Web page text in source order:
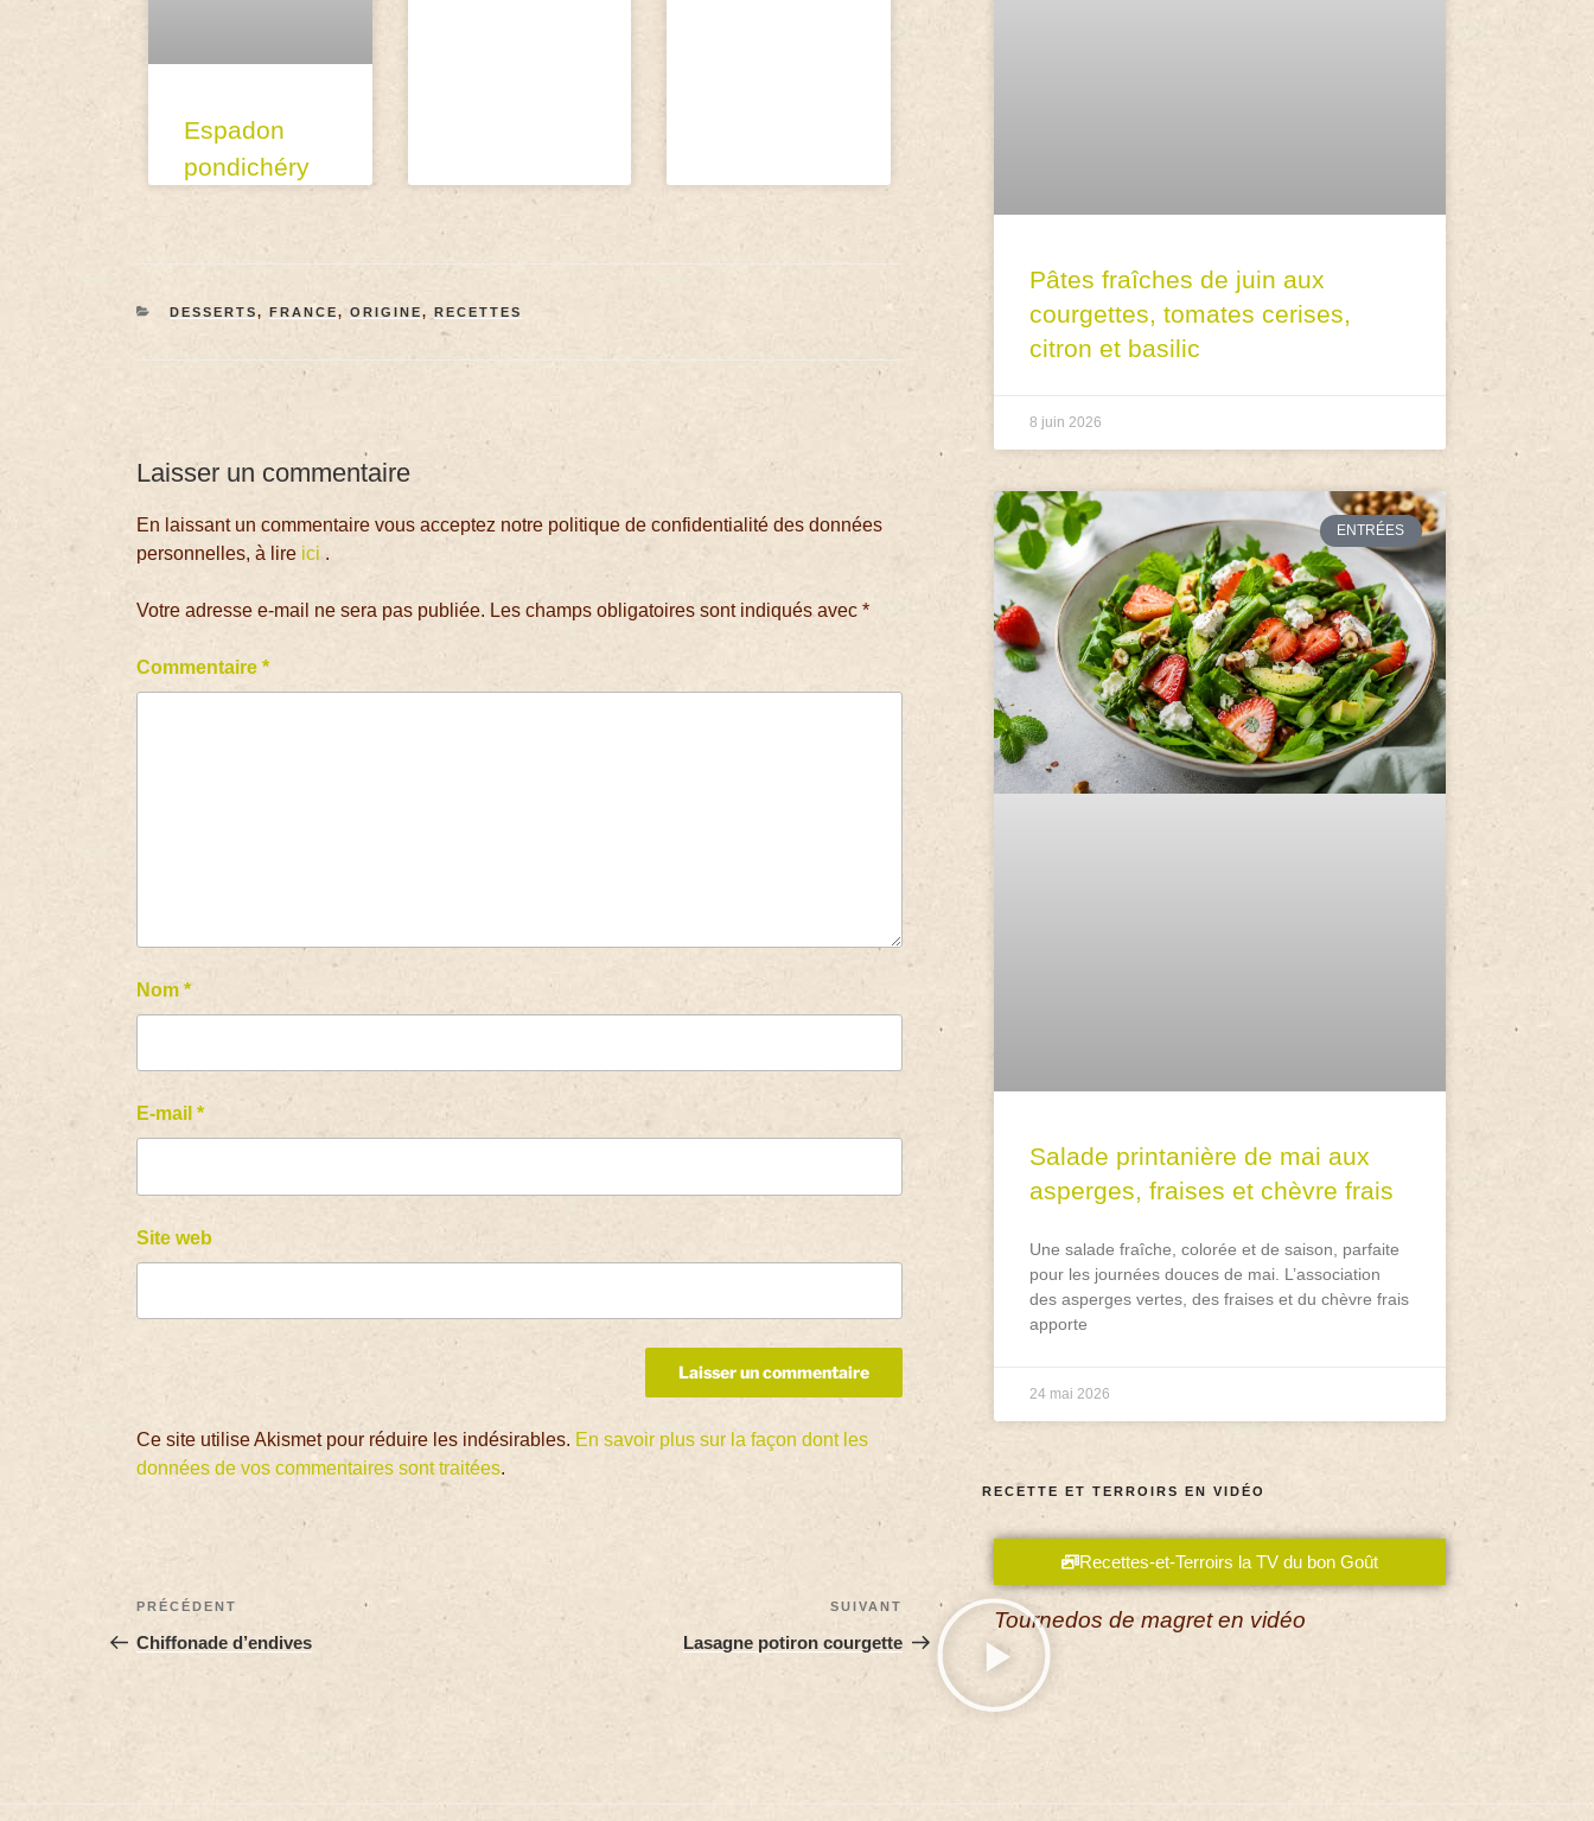
Espadon
pondichéry
DESSERTS, FRANCE, ORIGINE, RECETTES
Laisser un commentaire
En laissant un commentaire vous acceptez notre politique de confidentialité des données
personnelles, à lire ici .
Votre adresse e-mail ne sera pas publiée. Les champs obligatoires sont indiqués avec*
Commentaire*
Nom*
E-mail*
Site web
Ce site utilise Akismet pour réduire les indésirables. En savoir plus sur la façon dont les
données de vos commentaires sont traitées.
PRÉCÉDENT
Chiffonade d’endives
SUIVANT
Lasagne potiron courgette
Pâtes fraîches de juin aux
courgettes, tomates cerises,
citron et basilic
8 juin 2026
ENTRÉES
Salade printanière de mai aux
asperges, fraises et chèvre frais
Une salade fraîche, colorée et de saison, parfaite
pour les journées douces de mai. L’association
des asperges vertes, des fraises et du chèvre frais
apporte
24 mai 2026
RECETTE ET TERROIRS EN VIDÉO
Recettes-et-Terroirs la TV du bon Goût
Tournedos de magret en vidéo